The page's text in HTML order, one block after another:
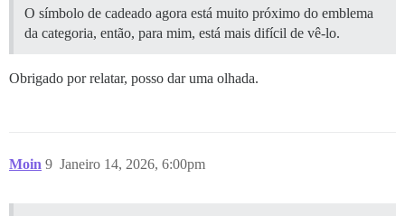
O símbolo de cadeado agora está muito próximo do emblema
da categoria, então, para mim, está mais difícil de vê-lo.
Obrigado por relatar, posso dar uma olhada.
Moin Janeiro 14, 2026, 6:00pm
9